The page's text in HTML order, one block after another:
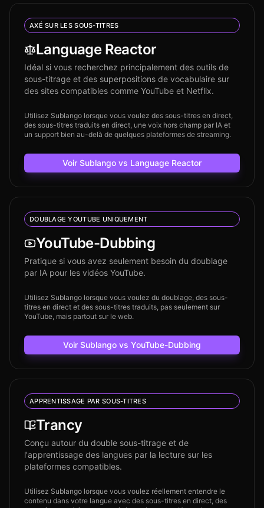
AXÉ SUR LES SOUS-TITRES
Language Reactor
Idéal si vous recherchez principalement des outils de
sous-titrage et des superpositions de vocabulaire sur
des sites compatibles comme YouTube et Netflix.
Utilisez Sublango lorsque vous voulez des sous-titres en direct,
des sous-titres traduits en direct, une voix hors champ par IA et
un support bien au-delà de quelques plateformes de streaming.
Voir Sublango vs Language Reactor
DOUBLAGE YOUTUBE UNIQUEMENT
YouTube-Dubbing
Pratique si vous avez seulement besoin du doublage
par IA pour les vidéos YouTube.
Utilisez Sublango lorsque vous voulez du doublage, des sous-
titres en direct et des sous-titres traduits, pas seulement sur
YouTube, mais partout sur le web.
Voir Sublango vs YouTube-Dubbing
APPRENTISSAGE PAR SOUS-TITRES
Trancy
Conçu autour du double sous-titrage et de
l'apprentissage des langues par la lecture sur les
plateformes compatibles.
Utilisez Sublango lorsque vous voulez réellement entendre le
contenu dans votre langue avec des sous-titres en direct, des